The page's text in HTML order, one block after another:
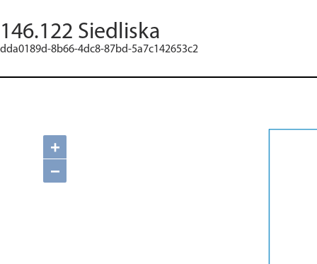
146.122 Siedliska
dda0189d-8b66-4dc8-87bd-5a7c142653c2
+
−